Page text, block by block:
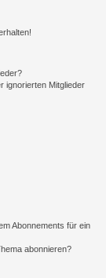
ignorierten Mitglieder
Abonnements für ein
abonnieren?